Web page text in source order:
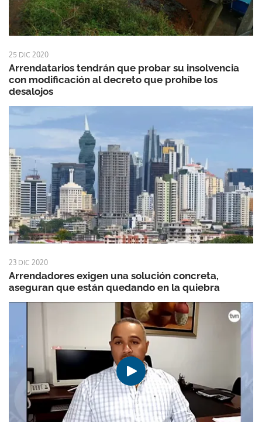
25 DIC 2020
Arrendatarios tendrán que probar su insolvencia
con modificación al decreto que prohíbe los
desalojos
23 DIC 2020
Arrendadores exigen una solución concreta,
aseguran que están quedando en la quiebra